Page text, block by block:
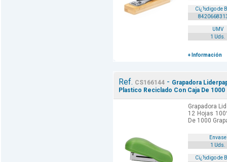
Cï¿½digo de
UMV
1 Uds.
+ Información
Ref. CS166144- Grapadora
Plastico Reciclado Con Caja De 1000
Grapadora
12 Hojas
De 1000
Envase
1 Uds.
Cï¿½digo de